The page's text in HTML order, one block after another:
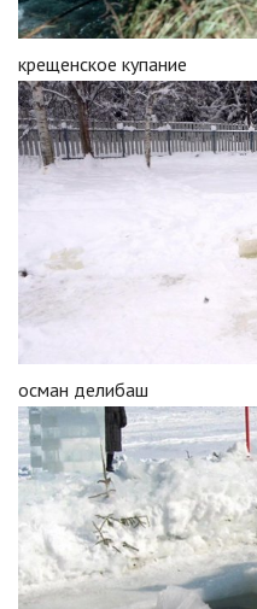
крещенское купание
осман делибаш